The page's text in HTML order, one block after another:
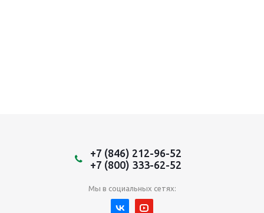
+7 (846) 212-96-52
+7 (800) 333-62-52
Мы в социальных сетях: